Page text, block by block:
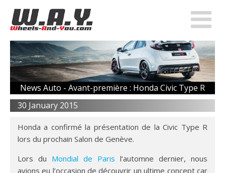
News Auto - Avant-première : Honda Civic Type R
30 January 2015
Honda a confirmé la présentation de la Civic Type R
lors du prochain Salon de Genève.
Lors du Mondial de Paris l’automne dernier, nous
avions eu l’occasion de découvrir un ultime concept car